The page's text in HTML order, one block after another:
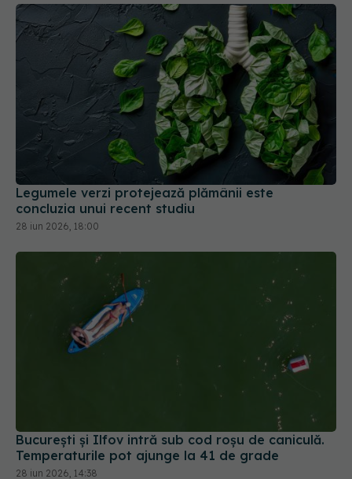
Legumele verzi protejează plămânii este
concluzia unui recent studiu
28 iun 2026, 18:00
București și Ilfov intră sub cod roșu de caniculă.
Temperaturile pot ajunge la 41 de grade
28 iun 2026, 14:38